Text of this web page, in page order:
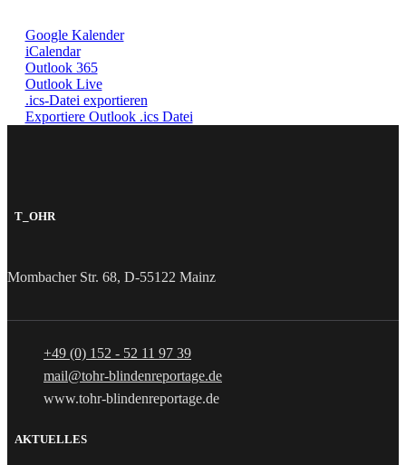
Google Kalender
iCalendar
Outlook 365
Outlook Live
.ics-Datei exportieren
Exportiere Outlook .ics Datei
T_OHR
Mombacher Str. 68, D-55122 Mainz
+49 (0) 152 - 52 11 97 39
mail@tohr-blindenreportage.de
www.tohr-blindenreportage.de
AKTUELLES